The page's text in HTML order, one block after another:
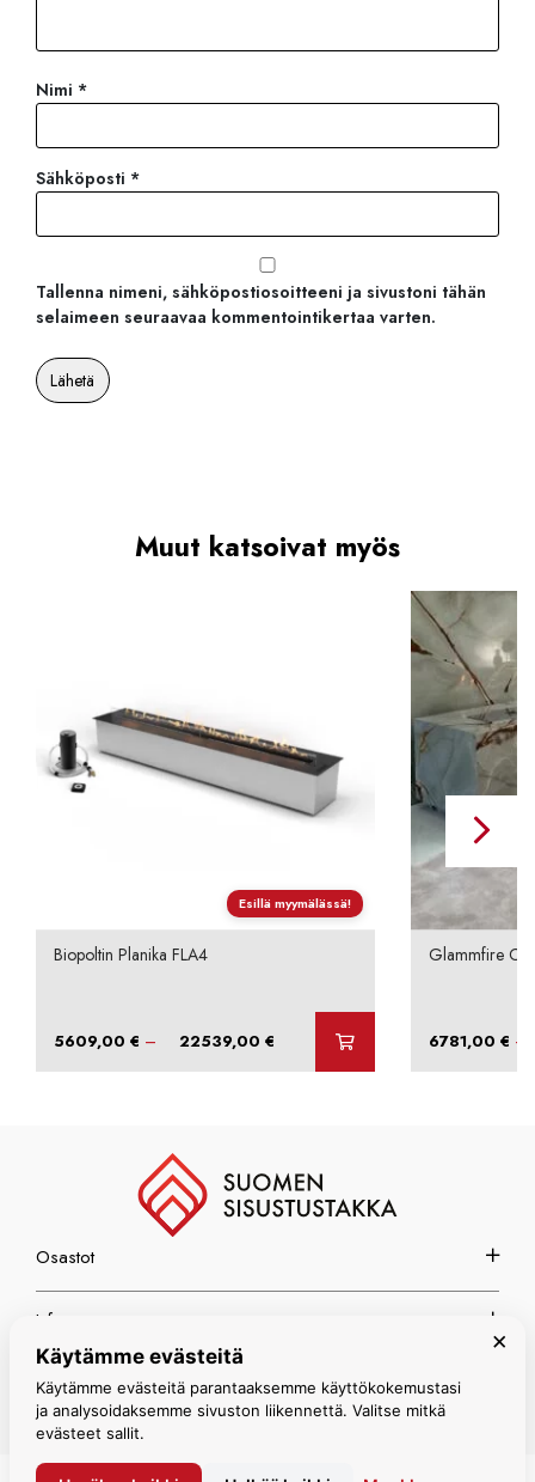
Nimi *
Sähköposti *
Tallenna nimeni, sähköpostiosoitteeni ja sivustoni tähän
selaimeen seuraavaa kommentointikertaa varten.
Muut katsoivat myös
Esillä myymälässä!
Biopoltin Planika FLA4
5609,00€ – 22539,00€ Hintaluokka:
Glammfire
6781,00 € –
Osastot
Info
Espoon myymälä
×
Käytämme evästeitä
Käytämme evästeitä parantaaksemme käyttökokemustasi
ja analysoidaksemme sivuston liikennettä. Valitse mitkä
evästeet sallit.